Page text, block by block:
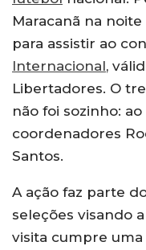
Maracanã na
para assistir ao
Internacional,
Libertadores. O
não foi sozinho:
coordenadores
Santos.
A ação faz parte
seleções visando
visita cumpre